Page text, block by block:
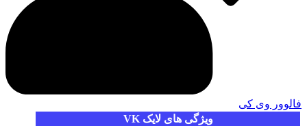
فالوور وی کی
ویژگی های لایک VK